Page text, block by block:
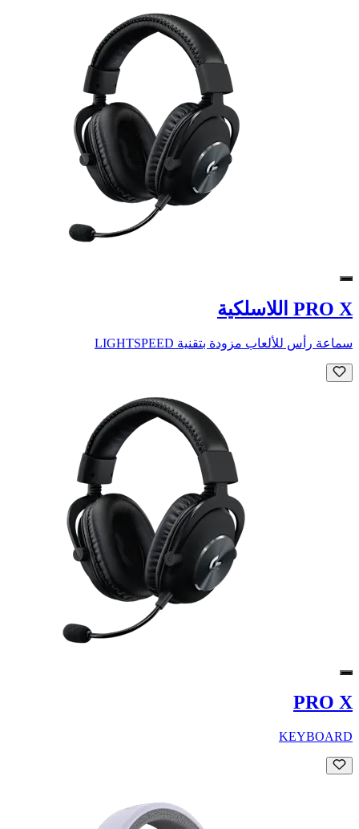
PRO X اللاسلكية
سماعة رأس للألعاب مزودة بتقنية LIGHTSPEED
PRO X
KEYBOARD